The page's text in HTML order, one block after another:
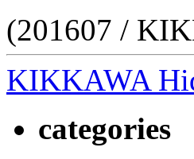
(201607 /
KIKKAWA
categories